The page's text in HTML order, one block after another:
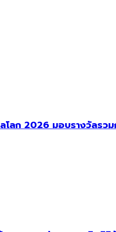
ก 2026 มอบรางวัลรวม